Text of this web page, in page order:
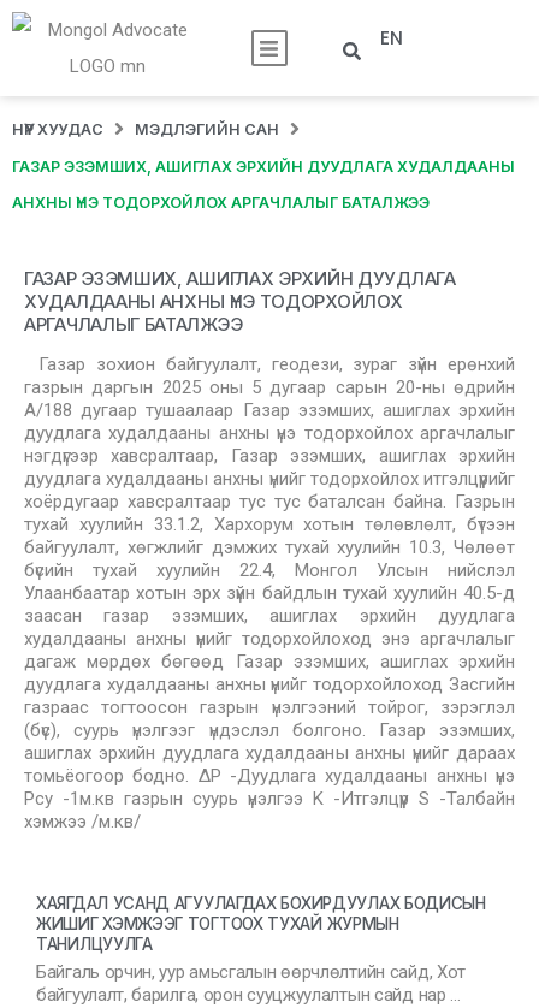
EN
НҮҮР ХУУДАС МЭДЛЭГИЙН САН
ГАЗАР ЭЗЭМШИХ, АШИГЛАХ ЭРХИЙН ДУУДЛАГА ХУДАЛДААНЫ
АНХНЫ ҮНЭ ТОДОРХОЙЛОХ АРГАЧЛАЛЫГ БАТАЛЖЭЭ
ГАЗАР ЭЗЭМШИХ, АШИГЛАХ ЭРХИЙН ДУУДЛАГА
ХУДАЛДААНЫ АНХНЫ ҮНЭ ТОДОРХОЙЛОХ
АРГАЧЛАЛЫГ БАТАЛЖЭЭ
Газар зохион байгуулалт, геодези, зураг зүйн ерөнхий
газрын даргын 2025 оны 5 дугаар сарын 20-ны өдрийн
А/188 дугаар тушаалаар Газар эзэмших, ашиглах эрхийн
дуудлага худалдааны анхны үнэ тодорхойлох аргачлалыг
нэгдүгээр хавсралтаар, Газар эзэмших, ашиглах эрхийн
дуудлага худалдааны анхны үнийг тодорхойлох итгэлцүүрийг
хоёрдугаар хавсралтаар тус тус баталсан байна. Газрын
тухай хуулийн 33.1.2, Хархорум хотын төлөвлөлт, бүтээн
байгуулалт, хөгжлийг дэмжих тухай хуулийн 10.3, Чөлөөт
бүсийн тухай хуулийн 22.4, Монгол Улсын нийслэл
Улаанбаатар хотын эрх зүйн байдлын тухай хуулийн 40.5-д
заасан газар эзэмших, ашиглах эрхийн дуудлага
худалдааны анхны үнийг тодорхойлоход энэ аргачлалыг
дагаж мөрдөх бөгөөд Газар эзэмших, ашиглах эрхийн
дуудлага худалдааны анхны үнийг тодорхойлоход Засгийн
газраас тогтоосон газрын үнэлгээний тойрог, зэрэглэл
(бүс), суурь үнэлгээг үндэслэл болгоно. Газар эзэмших,
ашиглах эрхийн дуудлага худалдааны анхны үнийг дараах
томьёогоор бодно. ∆P -Дуудлага худалдааны анхны үнэ
Pсу -1м.кв газрын суурь үнэлгээ K -Итгэлцүүр S -Талбайн
хэмжээ /м.кв/
ХАЯГДАЛ УСАНД АГУУЛАГДАХ БОХИРДУУЛАХ БОДИСЫН
ЖИШИГ ХЭМЖЭЭГ ТОГТООХ ТУХАЙ ЖУРМЫН
ТАНИЛЦУУЛГА
Байгаль орчин, уур амьсгалын өөрчлөлтийн сайд, Хот
байгуулалт, барилга, орон сууцжуулалтын сайд нар …